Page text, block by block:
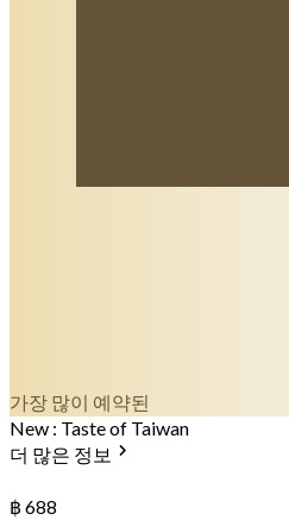
가장 많이 예약된
New : Taste of Taiwan
더 많은 정보
฿ 688